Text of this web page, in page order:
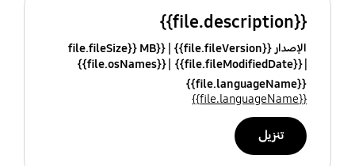
{{file.description}}
الإصدار {{file.fileVersion}}
{{file.fileSize}} MB
{{file.fileModifiedDate}}
{{file.osNames}}
{{file.languageName}}
{{file.languageName}}
تنزيل